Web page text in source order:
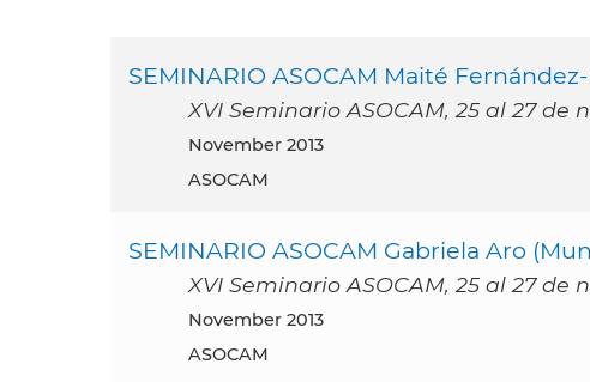
SEMINARIO ASOCAM Maité
XVI Seminario ASOCAM, 25 al 27 de
November 2013
ASOCAM
SEMINARIO ASOCAM Gabriela Aro
XVI Seminario ASOCAM, 25 al 27 de
November 2013
ASOCAM